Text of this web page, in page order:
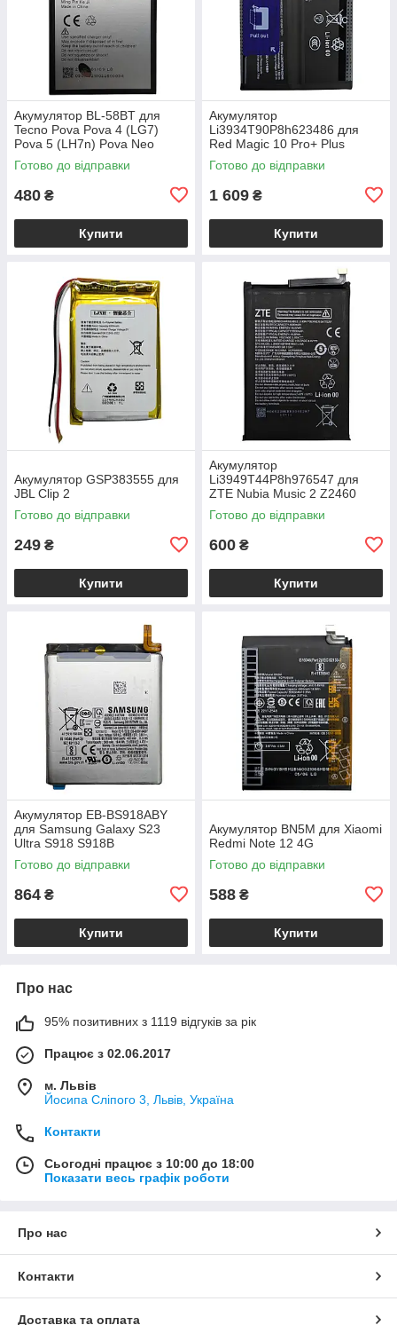
Акумулятор BL-58BT для
Tecno Pova Pova 4 (LG7)
Pova 5 (LH7n) Pova Neo
Готово до відправки
480 ₴
Купити
Акумулятор
Li3934T90P8h623486 для
Red Magic 10 Pro+ Plus
Готово до відправки
1 609 ₴
Купити
Акумулятор GSP383555 для
JBL Clip 2
Готово до відправки
249 ₴
Купити
Акумулятор
Li3949T44P8h976547 для
ZTE Nubia Music 2 Z2460
Готово до відправки
600 ₴
Купити
Акумулятор EB-BS918ABY
для Samsung Galaxy S23
Ultra S918 S918B
Готово до відправки
864 ₴
Купити
Акумулятор BN5M для Xiaomi
Redmi Note 12 4G
Готово до відправки
588 ₴
Купити
Про нас
95% позитивних з 1119 відгуків за рік
Працює з 02.06.2017
м. Львів
Йосипа Сліпого 3, Львів, Україна
Контакти
Сьогодні працює з 10:00 до 18:00
Показати весь графік роботи
Про нас
Контакти
Доставка та оплата